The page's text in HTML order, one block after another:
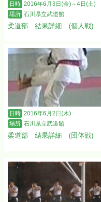
日時 2016年6月3日(金)～4日(土)
場所 石川県立武道館
柔道部 結果詳細 (個人戦)
日時 2016年6月2日(木)
場所 石川県立武道館
柔道部 結果詳細 (団体戦)